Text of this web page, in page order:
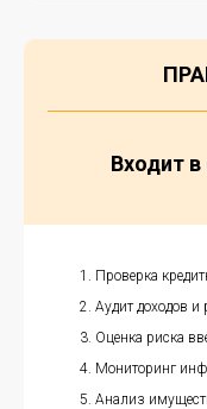
Входит
Проверка
Аудит доходов и
Оценка риска
Мониторинг
Анализ